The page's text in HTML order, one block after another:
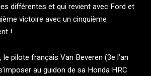
différentes et qui revient avec Ford et
victoire avec un cinquième
!
pilote français Van Beveren (3e l’an
au guidon de sa Honda HRC